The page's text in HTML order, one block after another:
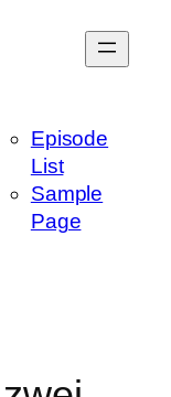
Episode
List
Sample
Page